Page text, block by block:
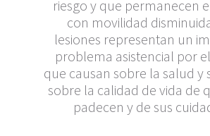
riesgo y que permanecen
con movilidad
lesiones representan un
problema asistencial por
que causan sobre la salud y
sobre la calidad de vida de
padecen y de sus